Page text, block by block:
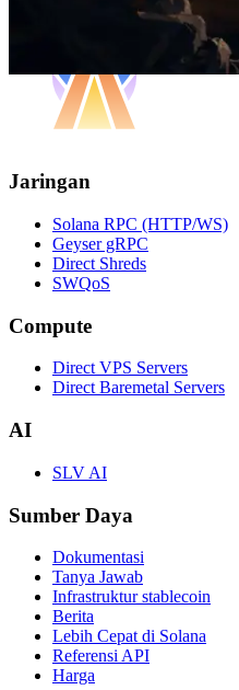
Jaringan
Solana RPC (HTTP/WS)
Geyser gRPC
Direct Shreds
SWQoS
Compute
Direct VPS Servers
Direct Baremetal Servers
AI
SLV AI
Sumber Daya
Dokumentasi
Tanya Jawab
Infrastruktur stablecoin
Berita
Lebih Cepat di Solana
Referensi API
Harga